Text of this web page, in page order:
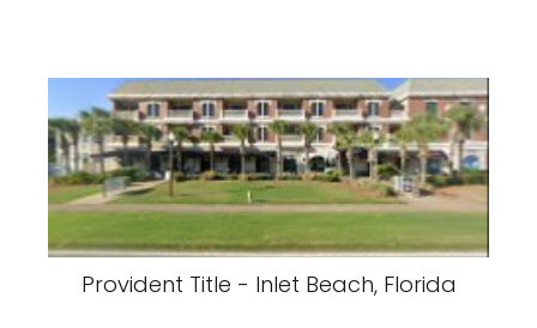
Provident Title - Inlet Beach, Florida